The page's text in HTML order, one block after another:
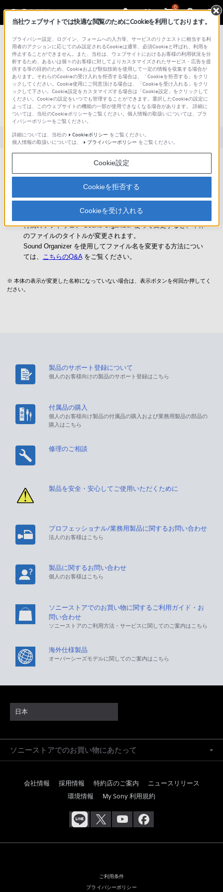
0
総合サポート・お問い合わせ
文書番号 : S1110278036757 / 最終更新日 : 2025/03/11
ファイル名やタイトルを変更できます
か？ (ICD-AX412F、ICZ-R50)
対象製品カテゴリー・製品
ICレコーダー本体で、ファイル名やタイトルの入力 / 変更はできません。
ファイル名やタイトルを入力 / 変更する場合は、本機とパソコンを接続し、パソコン
Windows の Explorer または Macintosh の Finder から変更する
と、本体のファイル名が変更されます。
付属のソフトウェア Sound Organizer 使って変更すると、本体
のファイルのタイトルが変更されます。
Sound Organizer を使用してファイル名を変更する方法につい
ては、 こちらのQ&Aをご覧ください。
※ 本体の表示が変更した名称になっていない場合は、表示ボタンを何回か押してく
ださい。
製品のサポート登録について
個人のお客様向けの製品のサポート登録はこちら
付属品の購入
個人のお客様向け製品の付属品の購入および業務用製品の部品の
購入はこちら
修理のご相談
製品を安全・安心してご使用いただくために
プロフェッショナル/業務用製品に関するお問い合わせ
法人のお客様はこちら
製品に関するお問い合わせ
個人のお客様はこちら
ソニーストアでのお買い物に関するご利用ガイド・お
問い合わせ
ソニーストアのご利用方法・サービスに関してのご案内はこちら
海外仕様製品
オーバーシーズモデルに関してのご案内はこちら
日本
ソニーストアでのお買い物にあたって
会社情報 採用情報 特約店のご案内
ニュースリリース
環境情報
My Sony 利用規約
ご利用条件
プライバシーポリシー
当社ウェブサイトでは快適な閲覧のためにCookieを利用しております。
プライバシー設定、ログイン、フォームへの入力等、サービスのリクエストに相当する利
用者のアクションに応じてのみ設定されるCookieは通常、必須Cookieと呼ばれ、利用を
停止することができません。また、当社は、ウェブサイトにおけるお客様の利用状況を分
析するため、あるいは個々のお客様に対してよりカスタマイズされたサービス・広告を提
供する等の目的のため、Cookieおよび類似技術を使用して一定の情報を収集する場合が
あります。それらのCookieの受け入れを拒否する場合は、「Cookieを拒否する」をクリ
ックしてください。Cookie使用にご同意頂ける場合は、「Cookieを受け入れる」をクリ
ックして下さい。Cookie設定をカスタマイズする場合は「Cookie設定」をクリックして
ください。Cookieの設定をいつでも管理することができます。選択したCookieの設定に
よっては、このウェブサイトの機能の一部が使用できなくなる場合があります。 詳細に
ついては、当社のCookieポリシーをご覧ください。個人情報の取扱いについては、プラ
イバシーポリシーをご覧ください。
詳細については、当社の
Cookieポリシー をご覧ください。
個人情報の取扱いについては、
プライバシーポリシー をご覧ください。
Cookie設定
Cookieを拒否する
Cookieを受け入れる